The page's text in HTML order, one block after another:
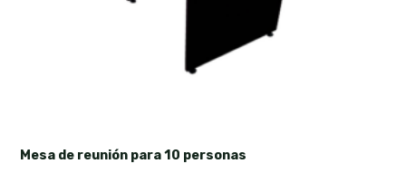
Mesa de reunión para 10 personas